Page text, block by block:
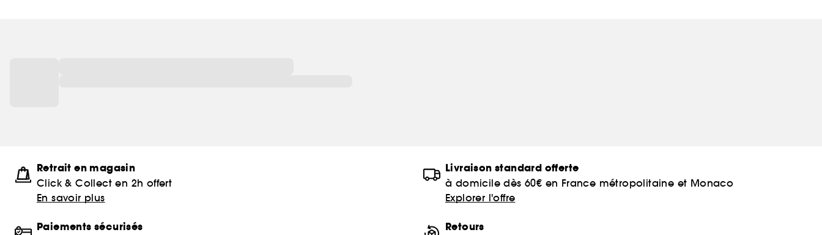
Retrait en magasin
Click & Collect en 2h offert
En savoir plus
Livraison standard offerte
à domicile dès 60€ en France métropolitaine et Monaco
Explorer l'offre
Paiements sécurisés Retours